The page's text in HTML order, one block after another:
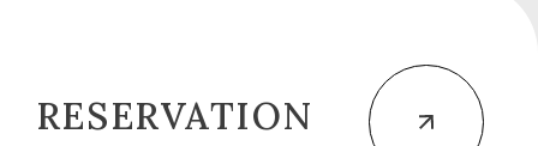
RESERVATION